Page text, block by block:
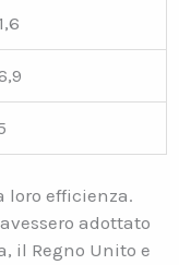
loro efficienza.
adottato
il Regno Unito e